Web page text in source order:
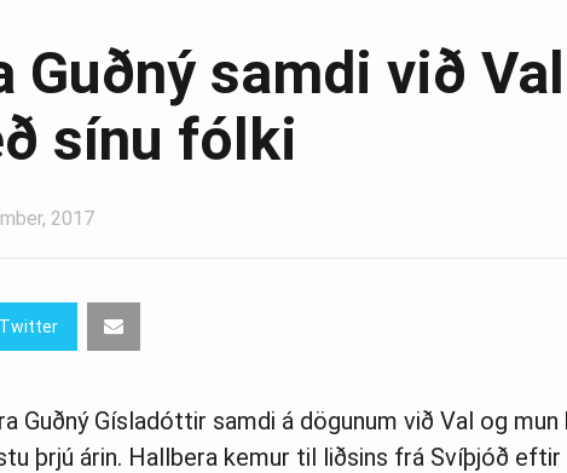
Guðný samdi við
sínu fólki
2017
Twitter
Guðný Gísladóttir samdi á dögunum við Val og mun
þrjú árin. Hallbera kemur til liðsins frá Svíþjóð eftir